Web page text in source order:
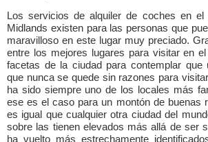
Los servicios de alquiler de coches en el
Midlands existen para las personas que
maravilloso en este lugar muy preciado.
entre los mejores lugares para visitar en
facetas de la ciudad para contemplar que
que nunca se quede sin razones para
ha sido siempre uno de los locales más
ese es el caso para un montón de buenas
es igual que cualquier otra ciudad del
sobre las tienen elevados más allá de ser
ha vuelto más estrechamente